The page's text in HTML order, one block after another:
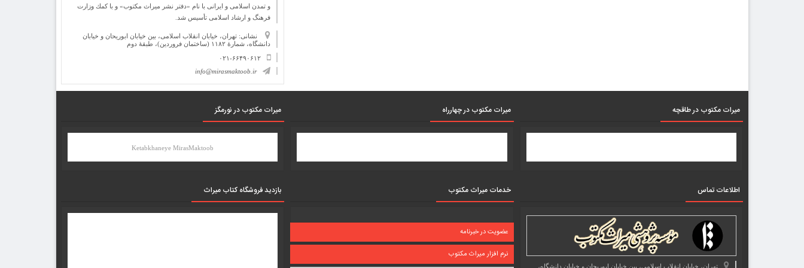
و تمدن اسلامی و ایرانی با نام «دفتر نشر میراث مكتوب» و با كمك وزارت
فرهنگ و ارشاد اسلامی تأسیس شد.
نشانی: تهران، خیابان انقلاب اسلامی، بین خیابان ابوریحان و خیابان
دانشگاه، شمارۀ ۱۱۸۲ (ساختمان فروردین)، طبقۀ دوم
۰۲۱-۶۶۴۹۰۶۱۲
info@mirasmaktoob.ir
میرات مکتوب در طاقچه
اطلاعات تماس
تهران، خیابان انقلاب اسلامی، بین خیابان ابوریحان و خیابان دانشگاه،
میرات مکتوب در چهارراه
خدمات میراث مکتوب
عضویت در خبرنامه
نرم افزار میراث مکتوب
میرات مکتوب در نورمگز
Ketabkhaneye MirasMaktoob
بازدید فروشگاه کتاب میراث